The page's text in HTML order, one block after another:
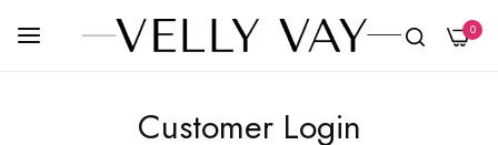
0
Customer Login